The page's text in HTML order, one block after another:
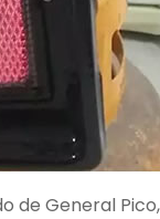
de General